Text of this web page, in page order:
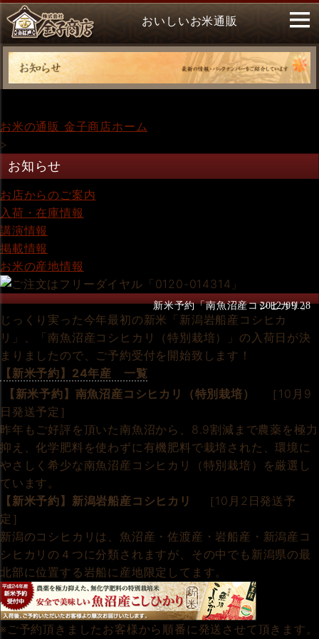
おいしいお米通販
お米の通販 金子商店ホーム
>
お知らせ
お店からのご案内
入荷・在庫情報
講演情報
掲載情報
お米の産地情報
新米予約「南魚沼産コシヒカリ」
2012.09.28
じっくり実った今年最初の新米「新潟岩船産コシヒカ
リ」、「南魚沼産コシヒカリ（特別栽培）」の入荷日が決
まりましたので、ご予約受付を開始致します！
【新米予約】24年産 一覧
【新米予約】南魚沼産コシヒカリ（特別栽培）
［10月9
日発送予定］
昨年もご好評を頂いた南魚沼から、8.9割減まで農薬を極力
抑え、化学肥料を使わずに有機肥料で栽培された、環境に
やさしく希少な南魚沼産コシヒカリ（特別栽培）を厳選し
ています。
【新米予約】新潟岩船産コシヒカリ
［10月2日発送予
定］
新潟のコシヒカリは、魚沼産・佐渡産・岩船産・新潟産コ
シヒカリの４つに分類されますが、その中でも新潟県の最
北部に位置する岩船に産地限定してます。
※ご予約頂きましたお客様から順番に発送させて頂きます。